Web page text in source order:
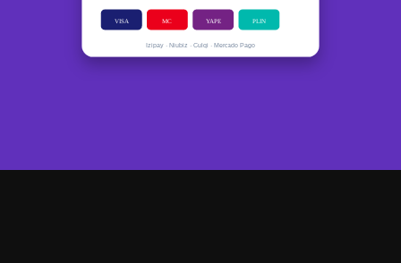
VISA MC YAPE PLIN
Izipay · Niubiz · Culqi · Mercado Pago